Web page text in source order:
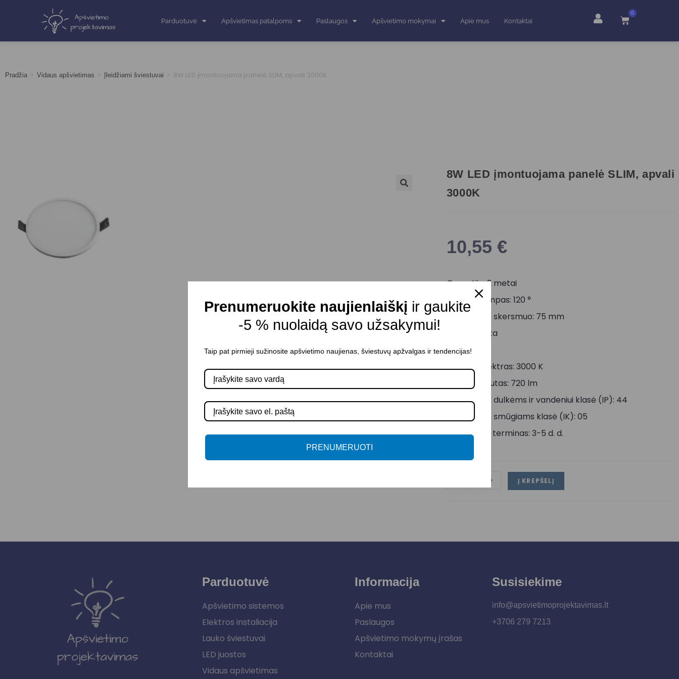
Parduotuvė Apšvietimas patalpoms Paslaugos Apšvietimo mokymai Apie mus Kontaktai
0
Pradžia > Vidaus apšvietimas > Įleidžiami šviestuvai > 8W LED įmontuojama panelė SLIM, apvali 3000K
8W LED įmontuojama panelė SLIM, apvali
3000K
10,55 €
Garantija: 2 metai
Šviesos kampas: 120 °
Montavimo skersmuo: 75 mm
Spalva: Balta
Galia: 8 W
Šviesos spektras: 3000 K
Šviesos srautas: 720 lm
Atsparumo dulkėms ir vandeniui klasė (IP): 44
Atsparumo smūgiams klasė (IK): 05
Pristatymo terminas: 3-5 d. d.
+ Į KREPŠELĮ
Parduotuvė
Apšvietimo sistemos
Elektros instaliacija
Lauko šviestuvai
LED juostos
Vidaus apšvietimas
Informacija
Apie mus
Paslaugos
Apšvietimo mokymų įrašas
Kontaktai
Susisiekime
info@apsvietimoprojektavimas.lt
+3706 279 7213
Prenumeruokite naujienlaiškį ir gaukite
-5 % nuolaidą savo užsakymui!
Taip pat pirmieji sužinosite apšvietimo naujienas, šviestuvų apžvalgas ir tendencijas!
PRENUMERUOTI